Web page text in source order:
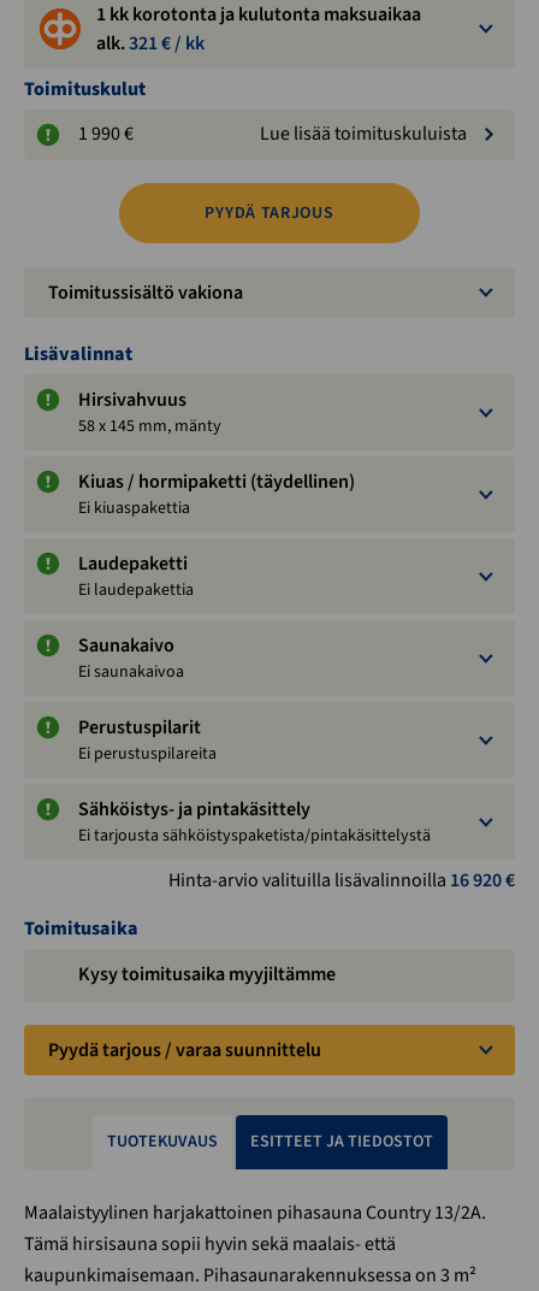
1 kk korotonta ja kulutonta maksuaikaa
alk.321€ / kk
Toimituskulut
1 990 €
Lue lisää toimituskuluista
PYYDÄ TARJOUS
Toimitussisältö vakiona
Lisävalinnat
Hirsivahvuus
58 x 145 mm, mänty
Kiuas / hormipaketti (täydellinen)
Ei kiuaspakettia
Laudepaketti
Ei laudepakettia
Saunakaivo
Ei saunakaivoa
Perustuspilarit
Ei perustuspilareita
Sähköistys- ja pintakäsittely
Ei tarjousta sähköistyspaketista/pintakäsittelystä
Hinta-arvio valituilla lisävalinnoilla 16 920€
Toimitusaika
Kysy toimitusaika myyjiltämme
Pyydä tarjous / varaa suunnittelu
TUOTEKUVAUS ESITTEET JA TIEDOSTOT
Maalaistyylinen harjakattoinen pihasauna Country 13/2A.
Tämä hirsisauna sopii hyvin sekä maalais- että
kaupunkimaisemaan. Pihasaunarakennuksessa on 3 m²